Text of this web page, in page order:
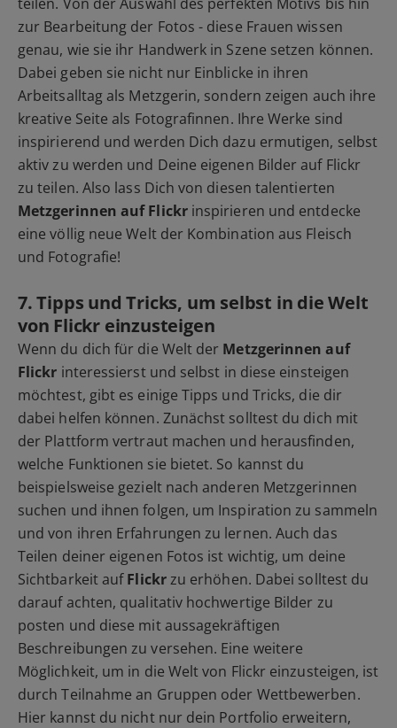
zur Bearbeitung der Fotos - diese Frauen wissen
genau, wie sie ihr Handwerk in Szene setzen können.
Dabei geben sie nicht nur Einblicke in ihren
Arbeitsalltag als Metzgerin, sondern zeigen auch ihre
kreative Seite als Fotografinnen. Ihre Werke sind
inspirierend und werden Dich dazu ermutigen, selbst
aktiv zu werden und Deine eigenen Bilder auf Flickr
zu teilen. Also lass Dich von diesen talentierten
Metzgerinnen auf Flickrinspirieren und entdecke
eine völlig neue Welt der Kombination aus Fleisch
und Fotografie!
7. Tipps und Tricks, um selbst in die Welt
von Flickr einzusteigen
Wenn du dich für die Welt der Metzgerinnen auf
Flickr interessierst und selbst in diese einsteigen
möchtest, gibt es einige Tipps und Tricks, die dir
dabei helfen können. Zunächst solltest du dich mit
der Plattform vertraut machen und herausfinden,
welche Funktionen sie bietet. So kannst du
beispielsweise gezielt nach anderen Metzgerinnen
suchen und ihnen folgen, um Inspiration zu sammeln
und von ihren Erfahrungen zu lernen. Auch das
Teilen deiner eigenen Fotos ist wichtig, um deine
Sichtbarkeit aufFlickrzu erhöhen. Dabei solltest du
darauf achten, qualitativ hochwertige Bilder zu
posten und diese mit aussagekräftigen
Beschreibungen zu versehen. Eine weitere
Möglichkeit, um in die Welt von Flickr einzusteigen, ist
durch Teilnahme an Gruppen oder Wettbewerben.
Hier kannst du nicht nur dein Portfolio erweitern,